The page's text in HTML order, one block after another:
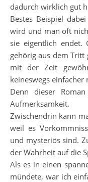
dadurch wirklich gut
Bestes Beispiel
wird und man oft
sie eigentlich endet.
gehörig aus dem
mit der Zeit
keineswegs einfacher
Denn dieser
Aufmerksamkeit.
Zwischendrin kann
weil es
und mysteriös sind.
der Wahrheit auf die
Als es in einen
mündete, war ich